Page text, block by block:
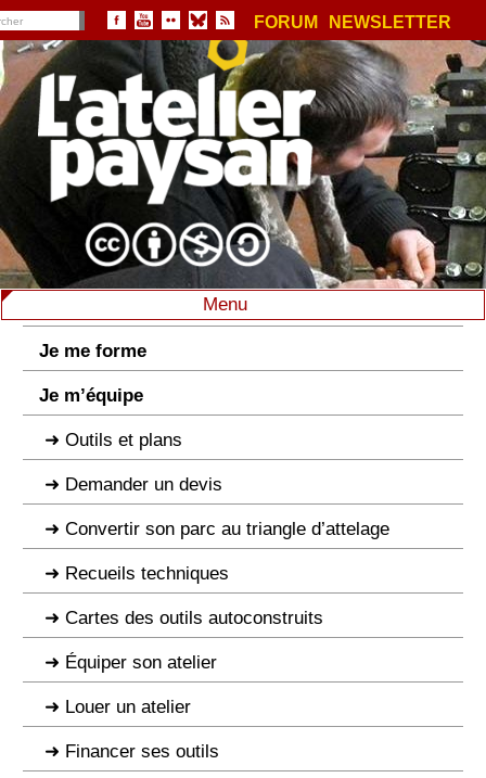
FORUM NEWSLETTER
Menu
Je me forme
Je m’équipe
Outils et plans
Demander un devis
Convertir son parc au triangle d’attelage
Recueils techniques
Cartes des outils autoconstruits
Équiper son atelier
Louer un atelier
Financer ses outils